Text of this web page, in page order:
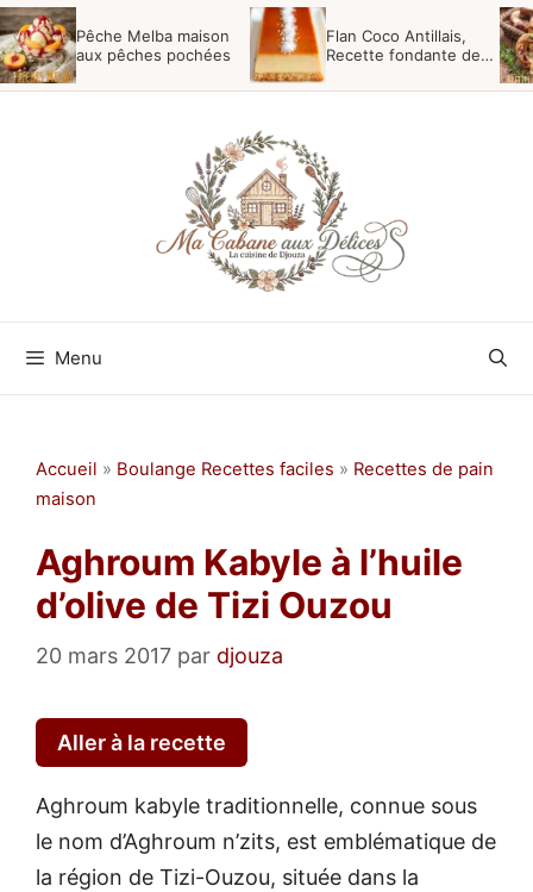
Aller
au
contenu
Pêche Melba maison
aux pêches pochées
Flan Coco Antillais,
Recette fondante des
Menu
Accueil » Boulange Recettes faciles » Recettes de pain
maison
Aghroum Kabyle à l’huile
d’olive de Tizi Ouzou
20 mars 2017 par djouza
Aller à la recette
Aghroum kabyle traditionnelle, connue sous
le nom d’Aghroum n’zits, est emblématique de
la région de Tizi-Ouzou, située dans la